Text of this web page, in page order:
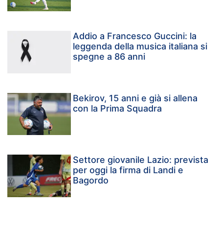
Addio a Francesco Guccini: la
leggenda della musica italiana si
spegne a 86 anni
Bekirov, 15 anni e già si allena
con la Prima Squadra
Settore giovanile Lazio: prevista
per oggi la firma di Landi e
Bagordo